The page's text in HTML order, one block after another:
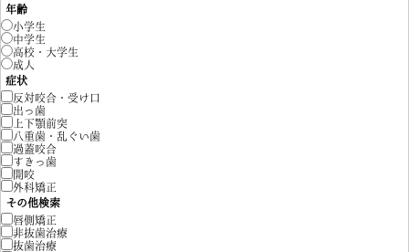
年齢
小学生
中学生
高校・大学生
成人
症状
反対咬合・受け口
出っ歯
上下顎前突
八重歯・乱ぐい歯
過蓋咬合
すきっ歯
開咬
外科矯正
その他検索
唇側矯正
非抜歯治療
抜歯治療